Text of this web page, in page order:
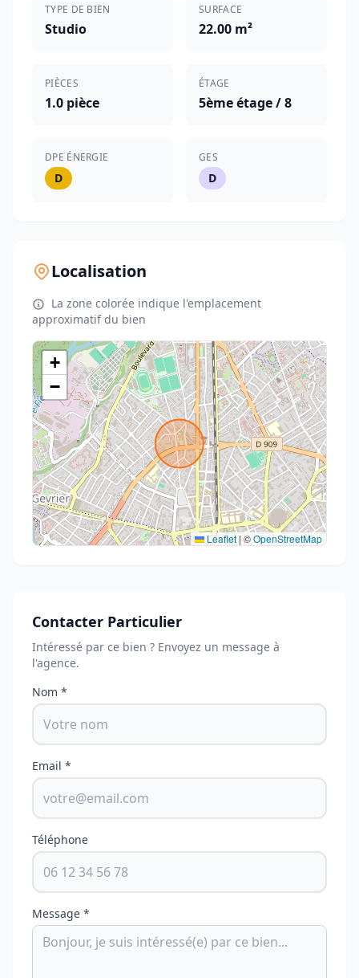
TYPE DE BIEN
Studio
SURFACE
22.00 m²
PIÈCES
1.0 pièce
ÉTAGE
5ème étage / 8
DPE ÉNERGIE
D
GES
D
Localisation
La zone colorée indique l'emplacement
approximatif du bien
+
−
Leaflet | ©OpenStreetMap
Contacter Particulier
Intéressé par ce bien ? Envoyez un message à
l'agence.
Nom *
Email *
Téléphone
Message *